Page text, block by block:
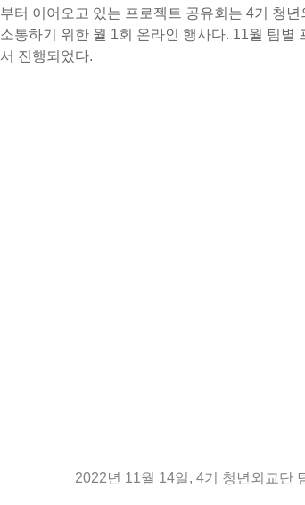
부터 이어오고 있는 프로젝트 공유회는 4기 청
소통하기 위한 월 1회 온라인 행사다. 11월 팀별
서 진행되었다.
2022년 11월 14일, 4기 청년외교단